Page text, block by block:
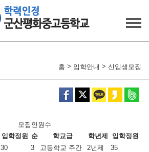
홈 > 입학안내 > 신입생모집
모집인원수
입학정원 순 학교급 학년제
입학정원
30 3 고등학교 주간 2년제
35